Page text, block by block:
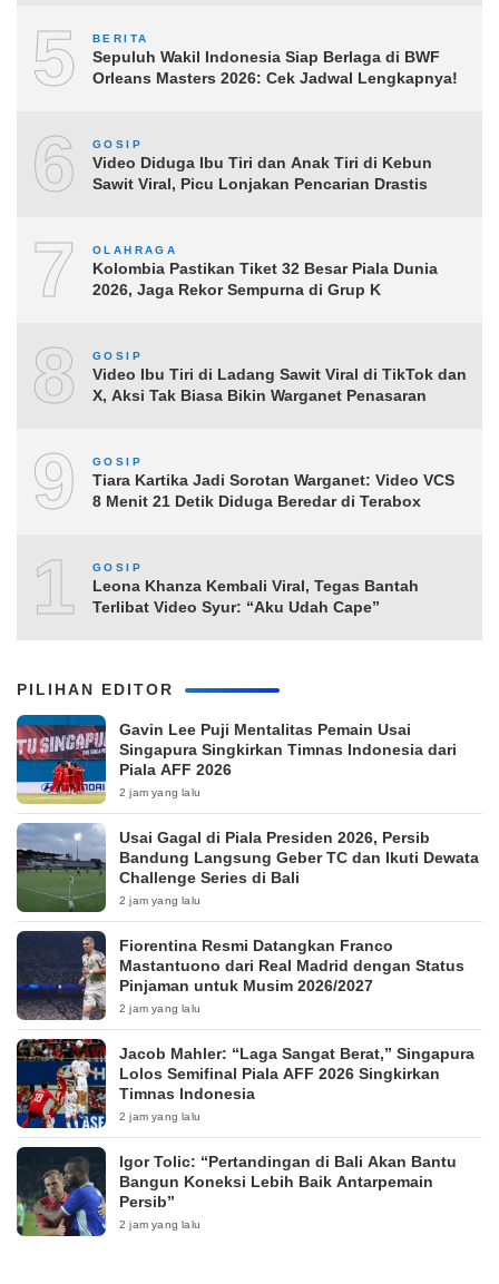
5 BERITA
Sepuluh Wakil Indonesia Siap Berlaga di BWF
Orleans Masters 2026: Cek Jadwal Lengkapnya!
6 GOSIP
Video Diduga Ibu Tiri dan Anak Tiri di Kebun
Sawit Viral, Picu Lonjakan Pencarian Drastis
7 OLAHRAGA
Kolombia Pastikan Tiket 32 Besar Piala Dunia
2026, Jaga Rekor Sempurna di Grup K
8 GOSIP
Video Ibu Tiri di Ladang Sawit Viral di TikTok dan
X, Aksi Tak Biasa Bikin Warganet Penasaran
9 GOSIP
Tiara Kartika Jadi Sorotan Warganet: Video VCS
8 Menit 21 Detik Diduga Beredar di Terabox
10
GOSIP
Leona Khanza Kembali Viral, Tegas Bantah
Terlibat Video Syur: “Aku Udah Cape”
PILIHAN EDITOR
Gavin Lee Puji Mentalitas Pemain Usai
Singapura Singkirkan Timnas Indonesia dari
Piala AFF 2026
2 jam yang lalu
Usai Gagal di Piala Presiden 2026, Persib
Bandung Langsung Geber TC dan Ikuti Dewata
Challenge Series di Bali
2 jam yang lalu
Fiorentina Resmi Datangkan Franco
Mastantuono dari Real Madrid dengan Status
Pinjaman untuk Musim 2026/2027
2 jam yang lalu
Jacob Mahler: “Laga Sangat Berat,” Singapura
Lolos Semifinal Piala AFF 2026 Singkirkan
Timnas Indonesia
2 jam yang lalu
Igor Tolic: “Pertandingan di Bali Akan Bantu
Bangun Koneksi Lebih Baik Antarpemain
Persib”
2 jam yang lalu